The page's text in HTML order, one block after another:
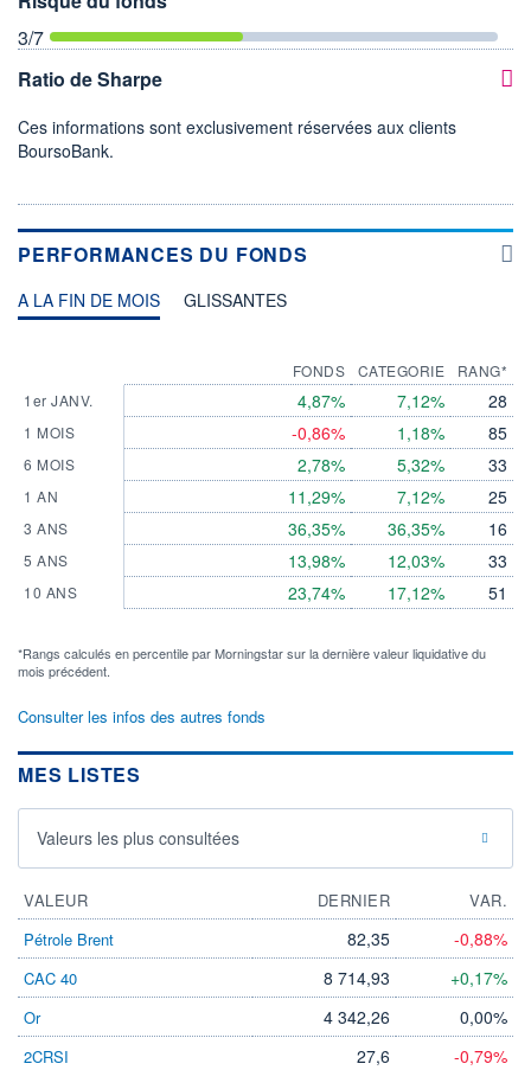
3/7
Ratio de Sharpe
Ces informations sont exclusivement réservées aux clients
BoursoBank.
PERFORMANCES DU FONDS
A LA FIN DE MOIS GLISSANTES
1er JANV.
1 MOIS
6 MOIS
1 AN
3 ANS
5 ANS
10 ANS
FONDS
4,87%
-0,86%
2,78%
11,29%
36,35%
13,98%
23,74%
CATEGORIE
7,12%
1,18%
5,32%
7,12%
36,35%
12,03%
17,12%
RANG*
28
85
33
25
16
33
51
*Rangs calculés en percentile par Morningstar sur la dernière valeur liquidative du
mois précédent.
Consulter les infos des autres fonds
MES LISTES
Valeurs les plus consultées
VALEUR DERNIER
VAR.
Pétrole Brent
82,35 -0,88%
CAC 40 8 714,93 +0,17%
Or 4 342,26 0,00%
2CRSI 27,6 -0,79%